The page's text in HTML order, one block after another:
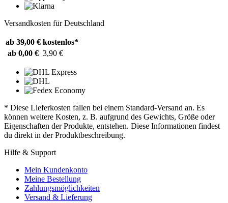
Versandkosten für Deutschland
ab 39,00 € kostenlos*
ab 0,00 € 3,90 €
* Diese Lieferkosten fallen bei einem Standard-Versand an. Es
können weitere Kosten, z. B. aufgrund des Gewichts, Größe oder
Eigenschaften der Produkte, entstehen. Diese Informationen findest
du direkt in der Produktbeschreibung.
Hilfe & Support
Mein Kundenkonto
Meine Bestellung
Zahlungsmöglichkeiten
Versand & Lieferung